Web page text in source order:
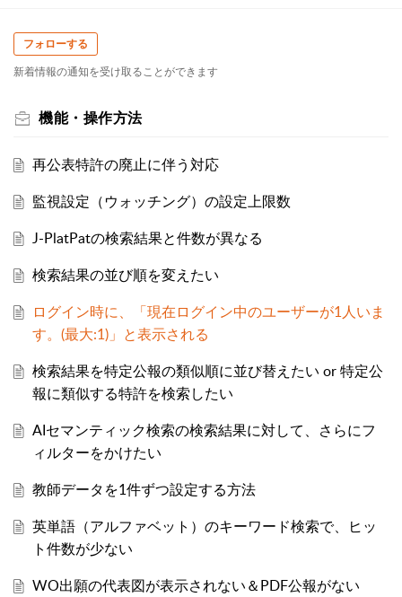
フォローする
新着情報の通知を受け取ることができます
機能・操作方法
再公表特許の廃止に伴う対応
監視設定（ウォッチング）の設定上限数
J-PlatPatの検索結果と件数が異なる
検索結果の並び順を変えたい
ログイン時に、「現在ログイン中のユーザーが1人いま
す。(最大:1)」と表示される
検索結果を特定公報の類似順に並び替えたい or 特定公
報に類似する特許を検索したい
AIセマンティック検索の検索結果に対して、さらにフ
ィルターをかけたい
教師データを1件ずつ設定する方法
英単語（アルファベット）のキーワード検索で、ヒッ
ト件数が少ない
WO出願の代表図が表示されない＆PDF公報がない